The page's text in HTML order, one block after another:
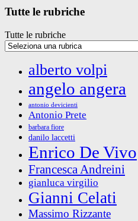
Tutte le rubriche
Tutte le rubriche
alberto volpi
angelo angera
antonio devicienti
Antonio Prete
barbara fiore
danilo laccetti
Enrico De Vivo
Francesca Andreini
gianluca virgilio
Gianni Celati
Massimo Rizzante